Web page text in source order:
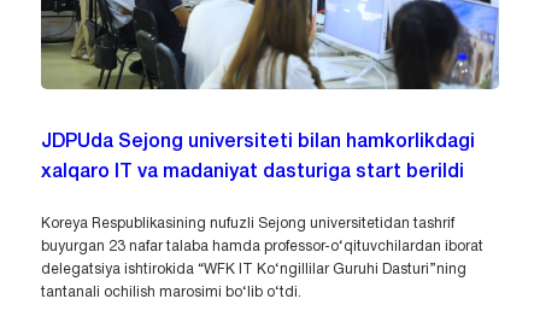
JDPUda Sejong universiteti bilan hamkorlikdagi
xalqaro IT va madaniyat dasturiga start berildi
Koreya Respublikasining nufuzli Sejong universitetidan tashrif
buyurgan 23 nafar talaba hamda professor-o‘qituvchilardan iborat
delegatsiya ishtirokida “WFK IT Ko‘ngillilar Guruhi Dasturi”ning
tantanali ochilish marosimi bo‘lib o‘tdi.